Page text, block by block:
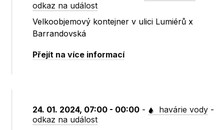
odkaz na událost
Velkoobjemový kontejner v ulici Lumiérů x
Barrandovská
Přejít na více informací
24. 01. 2024, 07:00 - 00:00 - havárie vody -
odkaz na událost